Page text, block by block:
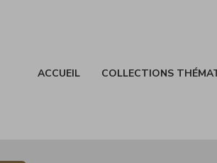
ACCUEIL COLLECTIONS